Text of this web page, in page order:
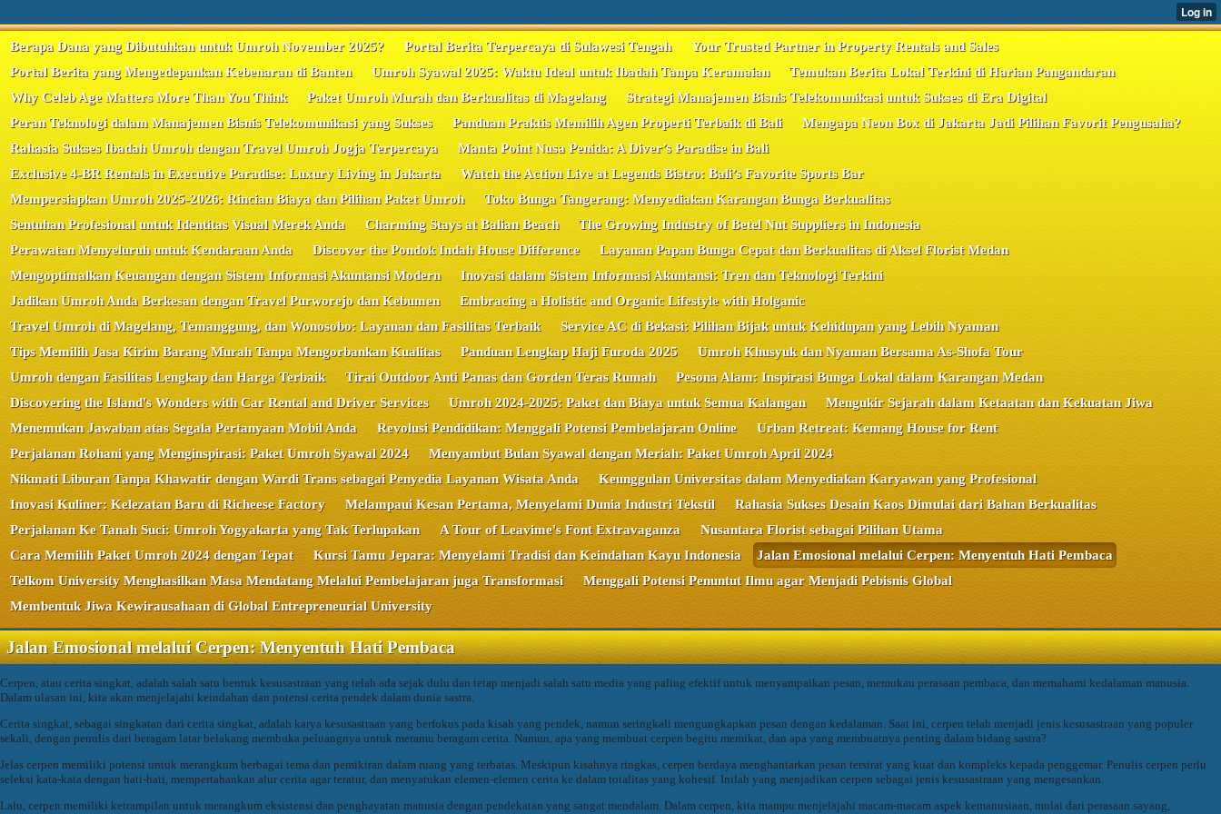
Berapa Dana yang Dibutuhkan untuk Umroh November 2025? Portal Berita Terpercaya di Sulawesi Tengah
Your Trusted Partner in Property Rentals and Sales
Portal Berita yang Mengedepankan Kebenaran di Banten
Umroh Syawal 2025: Waktu Ideal untuk Ibadah Tanpa Keramaian
Temukan Berita Lokal Terkini di Harian Pangandaran
Why Celeb Age Matters More Than You Think
Paket Umroh Murah dan Berkualitas di Magelang
Strategi Manajemen Bisnis Telekomunikasi untuk Sukses di Era Digital
Peran Teknologi dalam Manajemen Bisnis Telekomunikasi yang Sukses
Panduan Praktis Memilih Agen Properti Terbaik di Bali
Mengapa Neon Box di Jakarta Jadi Pilihan Favorit Pengusaha?
Rahasia Sukses Ibadah Umroh dengan Travel Umroh Jogja Terpercaya
Manta Point Nusa Penida: A Diver’s Paradise in Bali
Exclusive 4-BR Rentals in Executive Paradise: Luxury Living in Jakarta
Watch the Action Live at Legends Bistro: Bali’s Favorite Sports Bar
Mempersiapkan Umroh 2025-2026: Rincian Biaya dan Pilihan Paket Umroh
Toko Bunga Tangerang: Menyediakan Karangan Bunga Berkualitas
Sentuhan Profesional untuk Identitas Visual Merek Anda
Charming Stays at Balian Beach
The Growing Industry of Betel Nut Suppliers in Indonesia
Perawatan Menyeluruh untuk Kendaraan Anda
Discover the Pondok Indah House Difference
Layanan Papan Bunga Cepat dan Berkualitas di Aksel Florist Medan
Mengoptimalkan Keuangan dengan Sistem Informasi Akuntansi Modern
Inovasi dalam Sistem Informasi Akuntansi: Tren dan Teknologi Terkini
Jadikan Umroh Anda Berkesan dengan Travel Purworejo dan Kebumen
Embracing a Holistic and Organic Lifestyle with Holganic
Travel Umroh di Magelang, Temanggung, dan Wonosobo: Layanan dan Fasilitas Terbaik
Service AC di Bekasi: Pilihan Bijak untuk Kehidupan yang Lebih Nyaman
Tips Memilih Jasa Kirim Barang Murah Tanpa Mengorbankan Kualitas
Panduan Lengkap Haji Furoda 2025
Umroh Khusyuk dan Nyaman Bersama As-Shofa Tour
Umroh dengan Fasilitas Lengkap dan Harga Terbaik
Tirai Outdoor Anti Panas dan Gorden Teras Rumah
Pesona Alam: Inspirasi Bunga Lokal dalam Karangan Medan
Discovering the Island's Wonders with Car Rental and Driver Services
Umroh 2024-2025: Paket dan Biaya untuk Semua Kalangan
Mengukir Sejarah dalam Ketaatan dan Kekuatan Jiwa
Menemukan Jawaban atas Segala Pertanyaan Mobil Anda
Revolusi Pendidikan: Menggali Potensi Pembelajaran Online
Urban Retreat: Kemang House for Rent
Perjalanan Rohani yang Menginspirasi: Paket Umroh Syawal 2024
Menyambut Bulan Syawal dengan Meriah: Paket Umroh April 2024
Nikmati Liburan Tanpa Khawatir dengan Wardi Trans sebagai Penyedia Layanan Wisata Anda
Keunggulan Universitas dalam Menyediakan Karyawan yang Profesional
Inovasi Kuliner: Kelezatan Baru di Richeese Factory
Melampaui Kesan Pertama, Menyelami Dunia Industri Tekstil
Rahasia Sukses Desain Kaos Dimulai dari Bahan Berkualitas
Perjalanan Ke Tanah Suci: Umroh Yogyakarta yang Tak Terlupakan
A Tour of Leavime's Font Extravaganza
Nusantara Florist sebagai Pilihan Utama
Cara Memilih Paket Umroh 2024 dengan Tepat
Kursi Tamu Jepara: Menyelami Tradisi dan Keindahan Kayu Indonesia
Jalan Emosional melalui Cerpen: Menyentuh Hati Pembaca
Telkom University Menghasilkan Masa Mendatang Melalui Pembelajaran juga Transformasi
Menggali Potensi Penuntut Ilmu agar Menjadi Pebisnis Global
Membentuk Jiwa Kewirausahaan di Global Entrepreneurial University
Jalan Emosional melalui Cerpen: Menyentuh Hati Pembaca
Cerpen, atau cerita singkat, adalah salah satu bentuk kesusastraan yang telah ada sejak dulu dan tetap menjadi salah satu media yang paling efektif untuk menyampaikan pesan, memukau perasaan pembaca, dan memahami kedalaman manusia.
Dalam ulasan ini, kita akan menjelajahi keindahan dan potensi cerita pendek dalam dunia sastra.
Cerita singkat, sebagai singkatan dari cerita singkat, adalah karya kesusastraan yang berfokus pada kisah yang pendek, namun seringkali mengungkapkan pesan dengan kedalaman. Saat ini, cerpen telah menjadi jenis kesusastraan yang populer
sekali, dengan penulis dari beragam latar belakang membuka peluangnya untuk meramu beragam cerita. Namun, apa yang membuat cerpen begitu memikat, dan apa yang membuatnya penting dalam bidang sastra?
Jelas cerpen memiliki potensi untuk merangkum berbagai tema dan pemikiran dalam ruang yang terbatas. Meskipun kisahnya ringkas, cerpen berdaya menghantarkan pesan tersirat yang kuat dan kompleks kepada penggemar. Penulis cerpen perlu
seleksi kata-kata dengan hati-hati, mempertahankan alur cerita agar teratur, dan menyatukan elemen-elemen cerita ke dalam totalitas yang kohesif. Inilah yang menjadikan cerpen sebagai jenis kesusastraan yang mengesankan.
Lalu, cerpen memiliki ketrampilan untuk merangkum eksistensi dan penghayatan manusia dengan pendekatan yang sangat mendalam. Dalam cerpen, kita mampu menjelajahi macam-macam aspek kemanusiaan, mulai dari perasaan sayang,